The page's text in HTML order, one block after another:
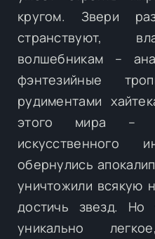
кругом. Звери
странствуют,
волшебникам –
фэнтезийные
рудиментами
этого мира –
искусственного
обернулись
уничтожили всякую
достичь звезд.
уникально